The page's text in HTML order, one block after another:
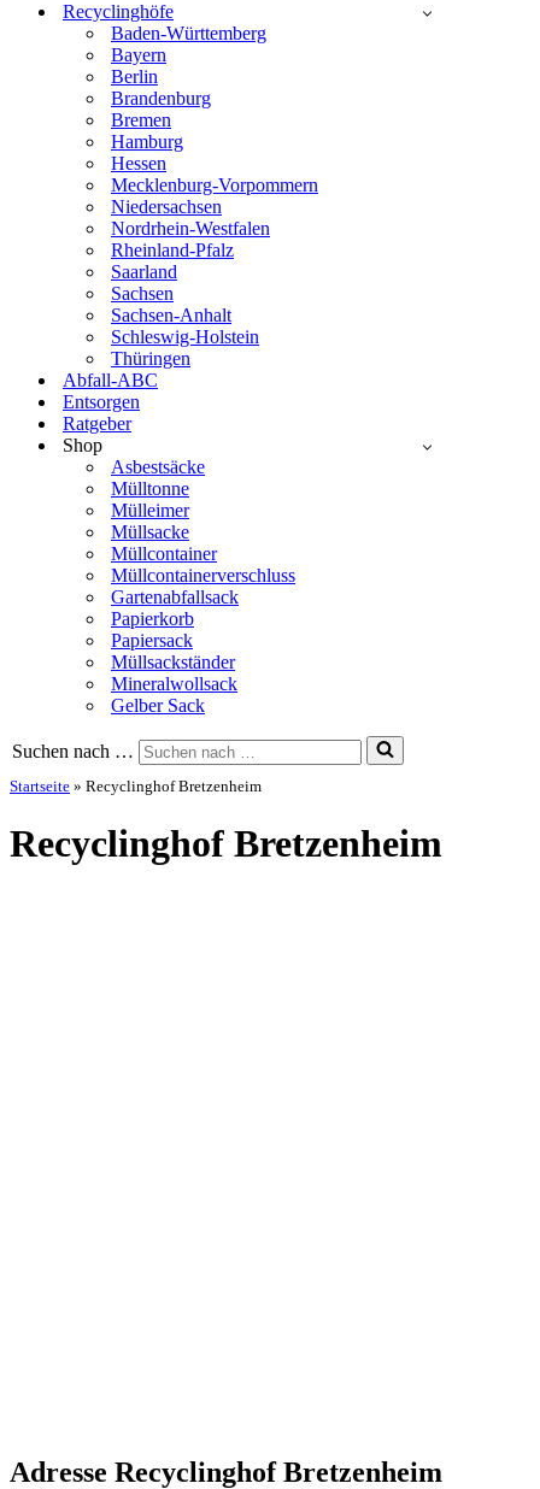
Recyclinghöfe
Baden-Württemberg
Bayern
Berlin
Brandenburg
Bremen
Hamburg
Hessen
Mecklenburg-Vorpommern
Niedersachsen
Nordrhein-Westfalen
Rheinland-Pfalz
Saarland
Sachsen
Sachsen-Anhalt
Schleswig-Holstein
Thüringen
Abfall-ABC
Entsorgen
Ratgeber
Shop
Asbestsäcke
Mülltonne
Mülleimer
Müllsacke
Müllcontainer
Müllcontainerverschluss
Gartenabfallsack
Papierkorb
Papiersack
Müllsackständer
Mineralwollsack
Gelber Sack
Suchen nach …
Startseite » Recyclinghof Bretzenheim
Recyclinghof Bretzenheim
Adresse Recyclinghof Bretzenheim